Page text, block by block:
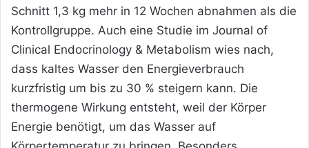
Schnitt 1,3 kg mehr in 12 Wochen abnahmen als die
Kontrollgruppe. Auch eine Studie im Journal of
Clinical Endocrinology & Metabolism wies nach,
dass kaltes Wasser den Energieverbrauch
kurzfristig um bis zu 30 % steigern kann. Die
thermogene Wirkung entsteht, weil der Körper
Energie benötigt, um das Wasser auf